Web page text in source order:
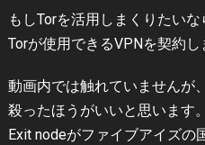
もしTorを活用しまくりたい
Torが使用できるVPNを契約し
動画内では触れていませんが
殺ったほうがいいと思います。
Exit nodeがファイブアイズの